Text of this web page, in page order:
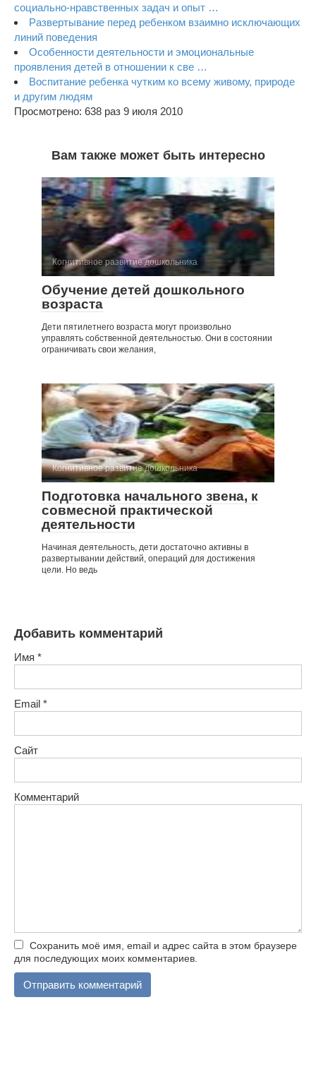
социально-нравственных задач и опыт …
Развертывание перед ребенком взаимно исключающих
линий поведения
Особенности деятельности и эмоциональные
проявления детей в отношении к све …
Воспитание ребенка чутким ко всему живому, природе
и другим людям
Просмотрено: 638 раз 9 июля 2010
Вам также может быть интересно
Когнитивное развитие дошкольника
Обучение детей дошкольного
возраста
Дети пятилетнего возраста могут произвольно
управлять собственной деятельностью. Они в состоянии
ограничивать свои желания,
Когнитивное развитие дошкольника
Подготовка начального звена, к
совмесной практической
деятельности
Начиная деятельность, дети достаточно активны в
развертывании действий, операций для достижения
цели. Но ведь
Добавить комментарий
Имя *
Email *
Сайт
Комментарий
Сохранить моё имя, email и адрес сайта в этом браузере
для последующих моих комментариев.